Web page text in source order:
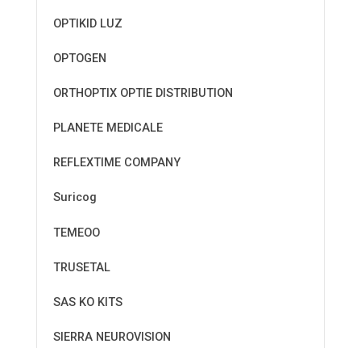
OPTIKID LUZ
OPTOGEN
ORTHOPTIX OPTIE DISTRIBUTION
PLANETE MEDICALE
REFLEXTIME COMPANY
Suricog
TEMEOO
TRUSETAL
SAS KO KITS
SIERRA NEUROVISION